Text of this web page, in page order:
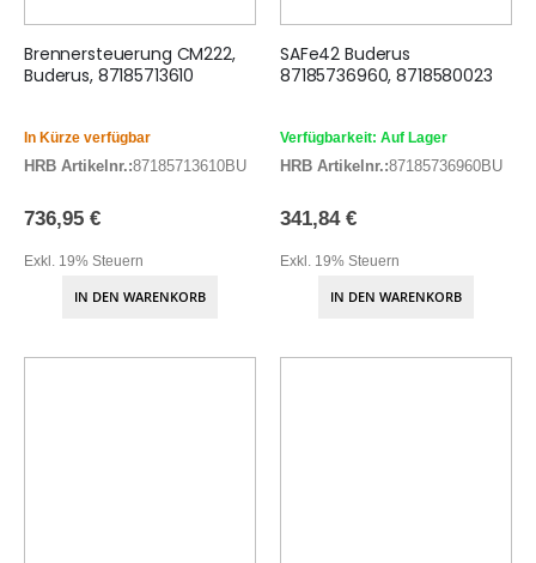
Brennersteuerung CM222,
Buderus, 87185713610
In Kürze verfügbar
HRB Artikelnr.:87185713610BU
736,95 €
Exkl. 19% Steuern
IN DEN WARENKORB
SAFe42 Buderus
87185736960, 8718580023
Verfügbarkeit: Auf Lager
HRB Artikelnr.:87185736960BU
341,84 €
Exkl. 19% Steuern
IN DEN WARENKORB